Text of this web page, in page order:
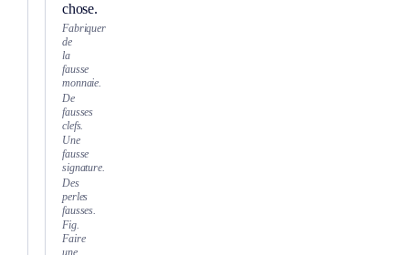
chose.
Fabriquer
de
la
fausse
monnaie.
De
fausses
clefs.
Une
fausse
signature.
Des
perles
fausses.
Fig.
Faire